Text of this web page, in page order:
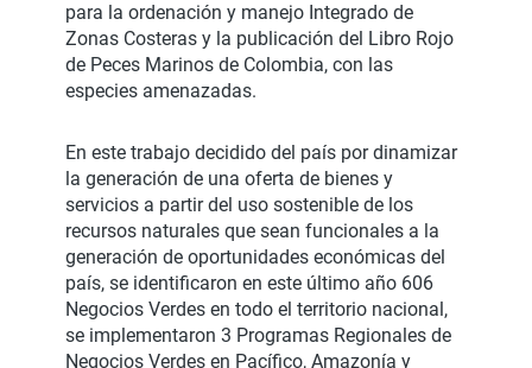
para la ordenación y manejo Integrado de
Zonas Costeras y la publicación del Libro Rojo
de Peces Marinos de Colombia, con las
especies amenazadas.
En este trabajo decidido del país por dinamizar
la generación de una oferta de bienes y
servicios a partir del uso sostenible de los
recursos naturales que sean funcionales a la
generación de oportunidades económicas del
país, se identificaron en este último año 606
Negocios Verdes en todo el territorio nacional,
se implementaron 3 Programas Regionales de
Negocios Verdes en Pacífico, Amazonía y